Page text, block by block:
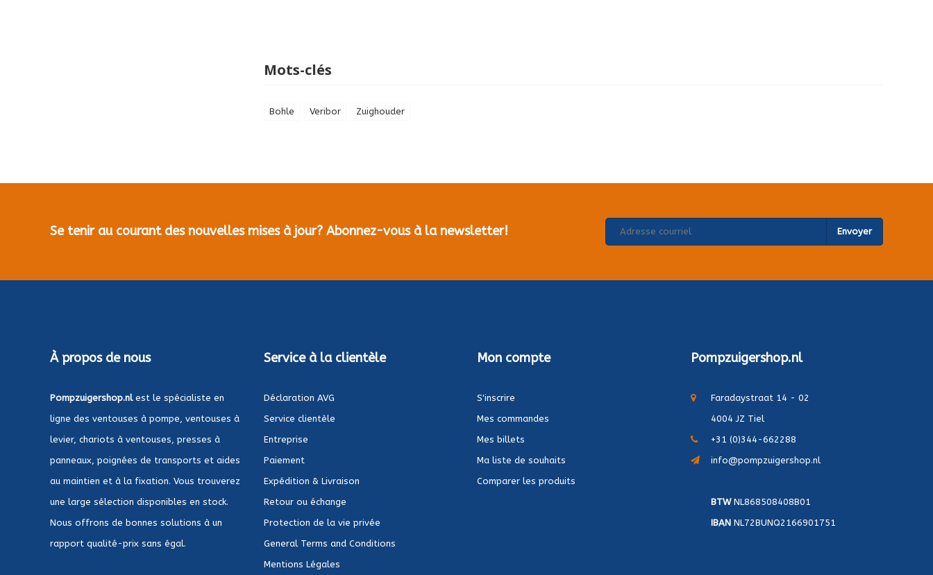
Mots-clés
Bohle Veribor Zuighouder
Se tenir au courant des nouvelles mises à jour? Abonnez-vous à la newsletter! Envoyer
À propos de nous
Pompzuigershop.nlest le spécialiste en
ligne des ventouses à pompe, ventouses à
levier, chariots à ventouses, presses à
panneaux, poignées de transports et aides
au maintien et à la fixation. Vous trouverez
une large sélection disponibles en stock.
Nous offrons de bonnes solutions à un
rapport qualité-prix sans égal.
Service à la clientèle
Déclaration AVG
Service clientèle
Entreprise
Paiement
Expédition & Livraison
Retour ou échange
Protection de la vie privée
General Terms and Conditions
Mentions Légales
Mon compte
S'inscrire
Mes commandes
Mes billets
Ma liste de souhaits
Comparer les produits
Pompzuigershop.nl
Faradaystraat 14 - 02
4004 JZ Tiel
+31 (0)344-662288
info@pompzuigershop.nl
BTWNL868508408B01
IBANNL72BUNQ2166901751